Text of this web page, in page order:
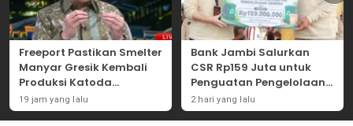
Freeport Pastikan Smelter
Manyar Gresik Kembali
Produksi Katoda
Tembaga Mulai
September 2026
19 jam yang lalu
Bank Jambi Salurkan
CSR Rp159 Juta untuk
Penguatan Pengelolaan
Sampah di Tanjung
Jabung Barat
2 hari yang lalu